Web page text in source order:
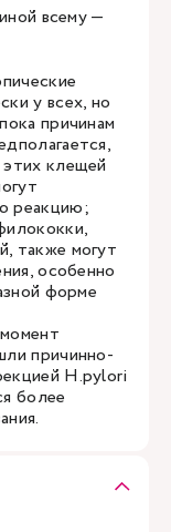
всему —
у всех, но
причинам
клещей
реакцию;
также могут
особенно
форме
причинно-
H.pylori
более